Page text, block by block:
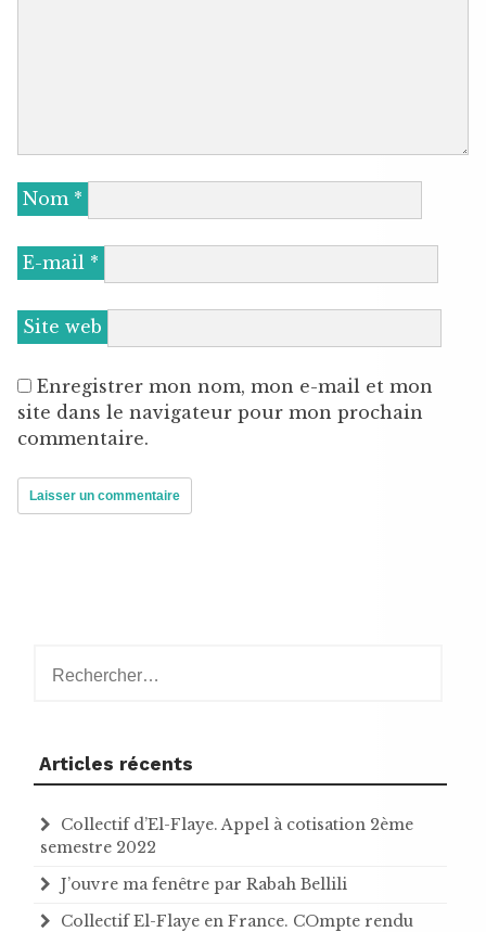
Nom *
E-mail *
Site web
Enregistrer mon nom, mon e-mail et mon
site dans le navigateur pour mon prochain
commentaire.
Articles récents
Collectif d’El-Flaye. Appel à cotisation 2ème
semestre 2022
J’ouvre ma fenêtre par Rabah Bellili
Collectif El-Flaye en France. COmpte rendu